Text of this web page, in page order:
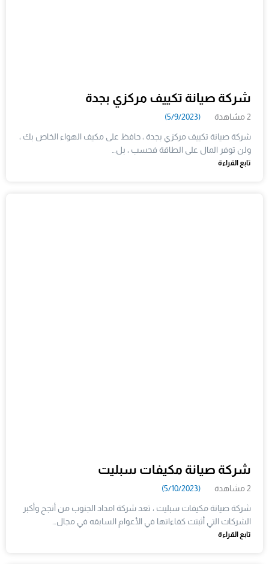
شركة صيانة تكييف مركزي بجدة
2 مشاهدة (5/9/2023)
شركة صيانة تكييف مركزي بجدة ، حافظ على مكيف الهواء الخاص بك ،
ولن توفر المال على الطاقة فحسب ، بل…
تابع القراءة
شركة صيانة مكيفات سبليت
2 مشاهدة (5/10/2023)
شركة صيانة مكيفات سبليت ، تعد شركة امداد الجنوب من أنجح وأكبر
الشركات التي أثبتت كفاءاتها في الأعوام السابقه في مجال…
تابع القراءة